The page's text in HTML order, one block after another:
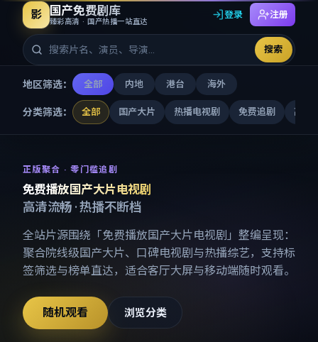
影 国产免费剧库
臻彩高清 · 国产热播一站直达
搜索
登录 注册
地区筛选： 全部 内地 港台 海外
分类筛选： 全部 国产大片 热播电视剧 免费追剧 高清
正版聚合 · 零门槛追剧
免费播放国产大片电视剧
高清流畅 · 热播不断档
全站片源围绕「免费播放国产大片电视剧 」整编呈现：
聚合院线级国产大片、口碑电视剧与热播综艺，支持标
签筛选与榜单直达，适合客厅大屏与移动端随时观看。
随机观看 浏览分类